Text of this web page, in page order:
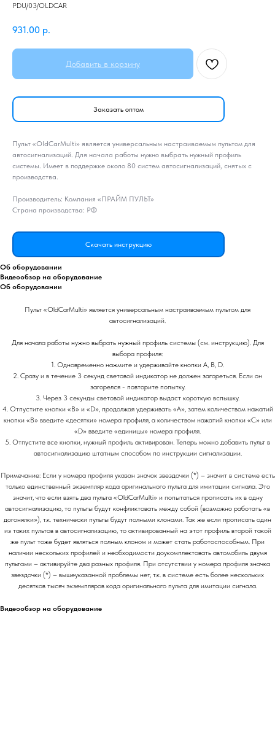
PDU/03/OLDCAR
931.00 р.
Добавить в корзину
Заказать оптом
Пульт «OldCarMulti» является универсальным настраиваемым пультом для
автосигнализаций. Для начала работы нужно выбрать нужный профиль
системы. Имеет в поддержке около 80 систем автосигнализаций, снятых с
производства.
Производитель: Компания «ПРАЙМ ПУЛЬТ»
Страна производства: РФ
Скачать инструкцию
Об оборудовании
Видеообзор на оборудование
Об оборудовании
Пульт «OldCarMulti» является универсальным настраиваемым пультом для
автосигнализаций.
Для начала работы нужно выбрать нужный профиль системы (см. инструкцию). Для
выбора профиля:
1. Одновременно нажмите и удерживайте кнопки A, B, D.
2. Сразу и в течение 3 секунд световой индикатор не должен загореться. Если он
загорелся - повторите попытку.
3. Через 3 секунды световой индикатор выдаст короткую вспышку.
4. Отпустите кнопки «B» и «D», продолжая удерживать «А», затем количеством нажатий
кнопки «В» введите «десятки» номера профиля, а количеством нажатий кнопки «С» или
«D» введите «единицы» номера профиля.
5. Отпустите все кнопки, нужный профиль активирован. Теперь можно добавить пульт в
автосигнализацию штатным способом по инструкции сигнализации.
Примечание: Если у номера профиля указан значок звездочки (*) – значит в системе есть
только единственный экземпляр кода оригинального пульта для имитации сигнала. Это
значит, что если взять два пульта «OldCarMulti» и попытаться прописать их в одну
автосигнализацию, то пульты будут конфликтовать между собой (возможно работать «в
догонялки»), т.к. технически пульты будут полными клонами. Так же если прописать один
из таких пультов в автосигнализацию, то активированный на этот профиль второй такой
же пульт тоже будет являться полным клоном и может стать работоспособным. При
наличии нескольких профилей и необходимости доукомплектовать автомобиль двумя
пультами – активируйте два разных профиля. При отсутствии у номера профиля значка
звездочки (*) – вышеуказанной проблемы нет, т.к. в системе есть более нескольких
десятков тысяч экземпляров кода оригинального пульта для имитации сигнала.
Видеообзор на оборудование